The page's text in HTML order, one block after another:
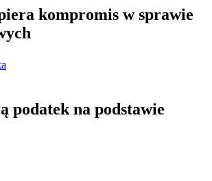
kompromis w sprawie
podatek na podstawie